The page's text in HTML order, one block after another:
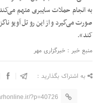
به انجام حملات سایبری متهم
صورت می‌گیرد و از این رو تل آویو
کند».
منبع خبر : خبرگزاری مهر
به اشتراک بگذارید :
?p=40726